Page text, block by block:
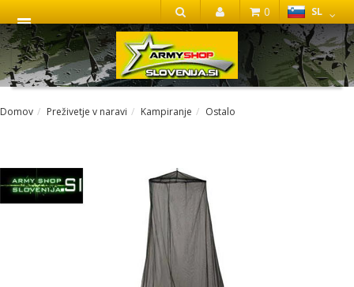
IŠČI
SL
0
Domov Preživetje v naravi Kampiranje Ostalo